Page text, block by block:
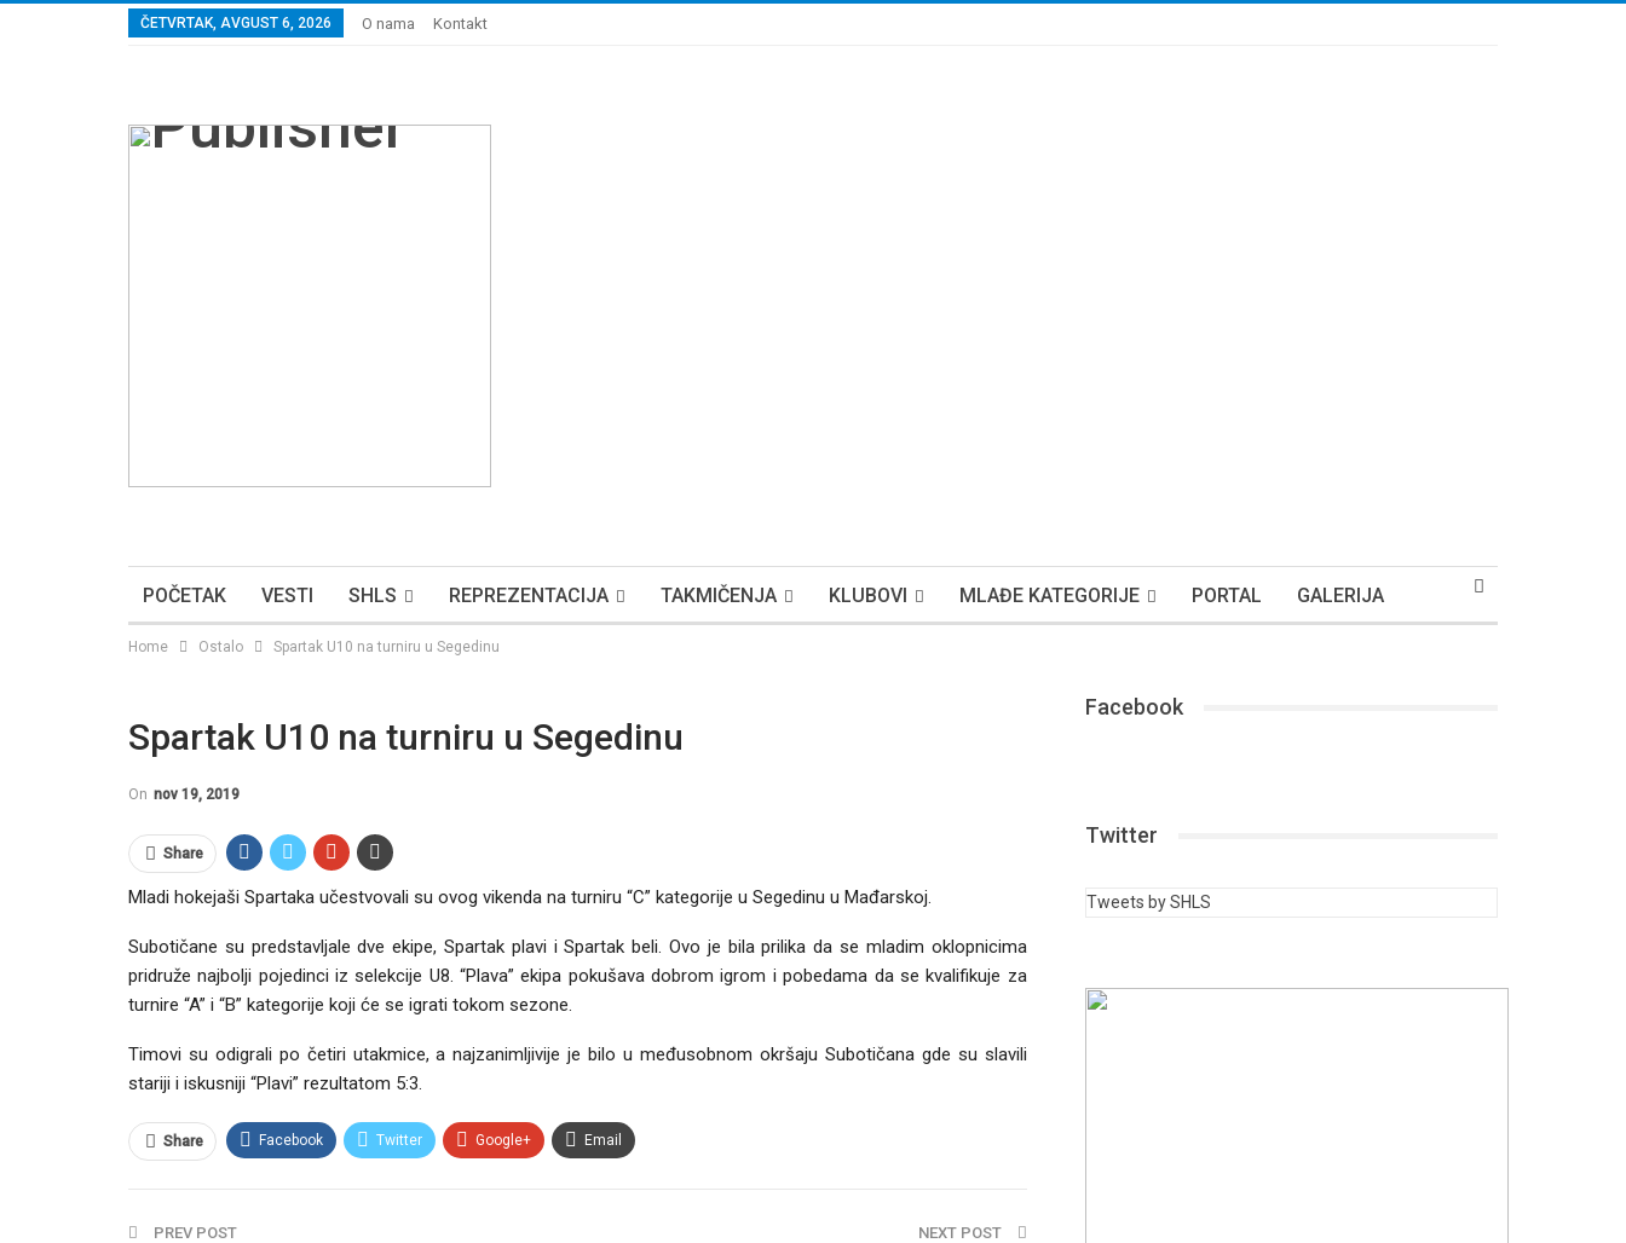
ČETVRTAK, AVGUST 6, 2026 O nama Kontakt
POČETAK VESTI SHLS REPREZENTACIJA TAKMIČENJA KLUBOVI MLAĐE KATEGORIJE PORTAL GALERIJA
Home Ostalo Spartak U10 na turniru u Segedinu
Spartak U10 na turniru u Segedinu
On nov 19, 2019
Share
Mladi hokejaši Spartaka učestvovali su ovog vikenda na turniru “C” kategorije u Segedinu u Mađarskoj.
Subotičane su predstavljale dve ekipe, Spartak plavi i Spartak beli. Ovo je bila prilika da se mladim oklopnicima
pridruže najbolji pojedinci iz selekcije U8. “Plava” ekipa pokušava dobrom igrom i pobedama da se kvalifikuje za
turnire “A” i “B” kategorije koji će se igrati tokom sezone.
Timovi su odigrali po četiri utakmice, a najzanimljivije je bilo u međusobnom okršaju Subotičana gde su slavili
stariji i iskusniji “Plavi” rezultatom 5:3.
Share Facebook Twitter Google+ Email
PREV POST NEXT POST
Facebook
Twitter
Tweets by SHLS